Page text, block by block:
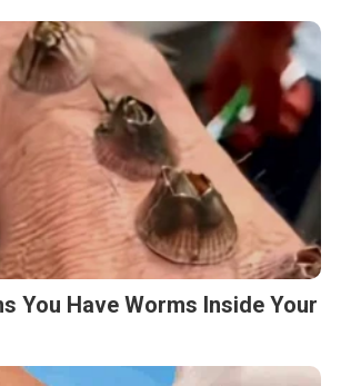
You Have Worms Inside Your